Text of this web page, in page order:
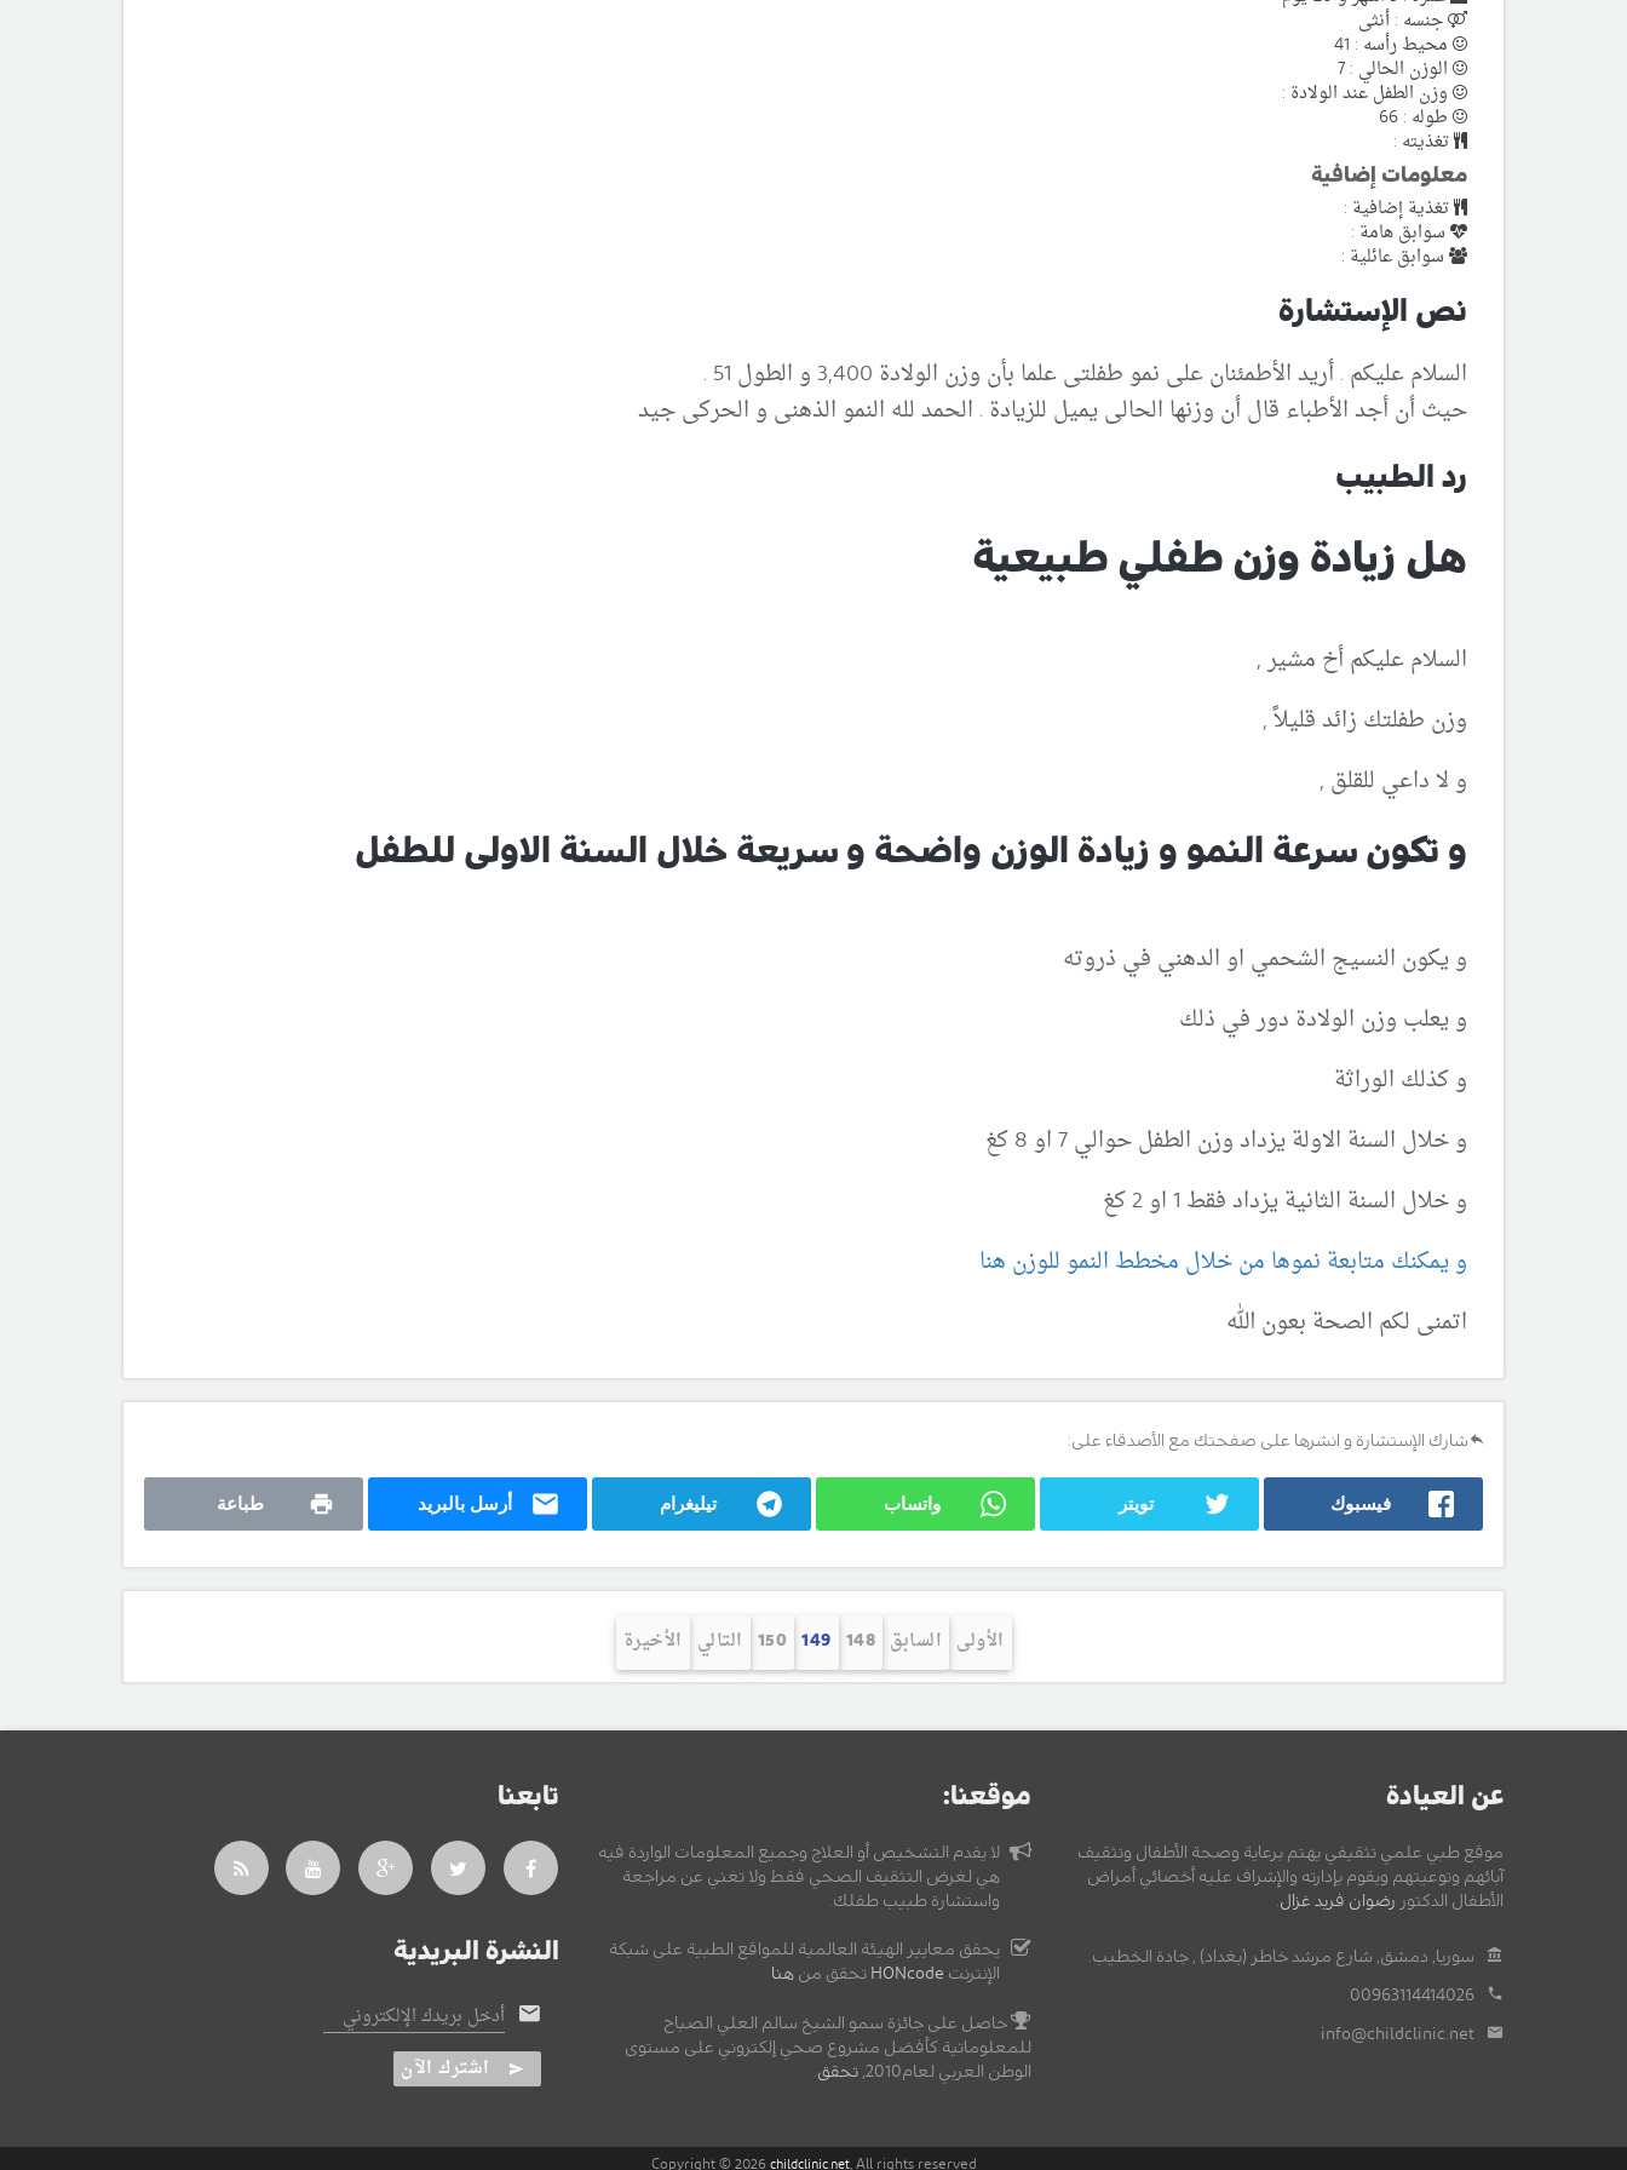
جنسه : أنثى
محيط رأسه : 41
الوزن الحالي : 7
وزن الطفل عند الولادة :
طوله : 66
تغذيته :
معلومات إضافية
تغذية إضافية :
سوابق هامة :
سوابق عائلية :
نص الإستشارة
السلام عليكم . أريد الأطمئنان على نمو طفلتى علما بأن وزن الولادة 3,400 و الطول 51 .
حيث أن أجد الأطباء قال أن وزنها الحالى يميل للزيادة . الحمد لله النمو الذهنى و الحركى جيد
رد الطبيب
هل زيادة وزن طفلي طبيعية
السلام عليكم أخ مشير ,
وزن طفلتك زائد قليلاً ,
و لا داعي للقلق ,
و تكون سرعة النمو و زيادة الوزن واضحة و سريعة خلال السنة الاولى للطفل
و يكون النسيج الشحمي او الدهني في ذروته
و يعلب وزن الولادة دور في ذلك
و كذلك الوراثة
و خلال السنة الاولة يزداد وزن الطفل حوالي 7 او 8 كغ
و خلال السنة الثانية يزداد فقط 1 او 2 كغ
و يمكنك متابعة نموها من خلال مخطط النمو للوزن هنا
اتمنى لكم الصحة بعون الله
شارك الإستشارة و انشرها على صفحتك مع الأصدقاء على:
فيسبوك تويتر واتساب تيليغرام أرسل بالبريد طباعة
الأولى السابق 148
149
150 التالي الأخيرة
عن العيادة
موقع طبي علمي تثقيفي يهتم برعاية وصحة الأطفال وتثقيف
آبائهم وتوعيتهم ويقوم بإدارته والإشراف عليه أخصائي أمراض
الأطفال الدكتور رضوان فريد غزال
سوريا, دمشق, شارع مرشد خاطر (بغداد) , جادة الخطيب.
00963114414026
info@childclinic.net
موقعنا:
لا يقدم التشخيص أو العلاج وجميع المعلومات الواردة فيه
هي لغرض التثقيف الصحي فقط ولا تغني عن مراجعة
واستشارة طبيب طفلك.
يحقق معايير الهيئة العالمية للمواقع الطبية على شبكة
الإنترنت HONcode تحقق من هنا
حاصل على جائزة سمو الشيخ سالم العلي الصباح
للمعلوماتية كأفضل مشروع صحي إلكتروني على مستوى
الوطن العربي لعام2010,
تحقق
تابعنا
النشرة البريدية
أدخل بريدك الإلكتروني
اشترك الآن
Copyright © 2026 childclinic.net, All rights reserved